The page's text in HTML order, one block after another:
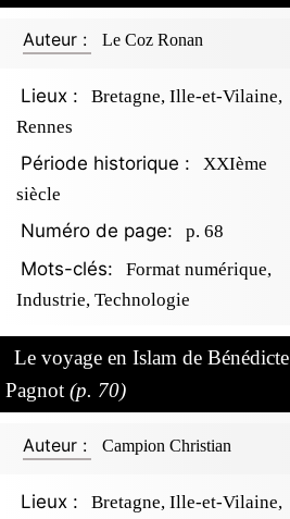
Auteur : Le Coz Ronan
Lieux :
Bretagne, Ille-et-Vilaine,
Rennes
Période historique :
XXIème
siècle
Numéro de page: p. 68
Mots-clés:
Format numérique,
Industrie, Technologie
Le voyage en Islam de Bénédicte
Pagnot (p. 70)
Auteur : Campion Christian
Lieux :
Bretagne, Ille-et-Vilaine,